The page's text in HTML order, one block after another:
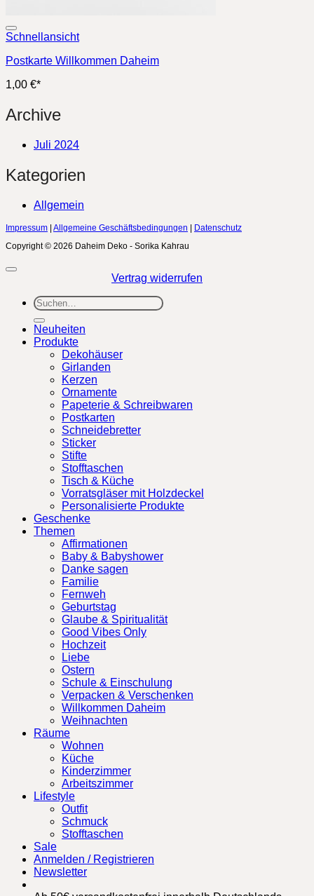
Schnellansicht
Postkarte Willkommen Daheim
1,00 €*
Archive
Juli 2024
Kategorien
Allgemein
Impressum | Allgemeine Geschäftsbedingungen | Datenschutz
Copyright © 2026 Daheim Deko - Sorika Kahrau
Vertrag widerrufen
Suchen
nach:
Neuheiten
Produkte
Dekohäuser
Girlanden
Kerzen
Ornamente
Papeterie & Schreibwaren
Postkarten
Schneidebretter
Sticker
Stifte
Stofftaschen
Tisch & Küche
Vorratsgläser mit Holzdeckel
Personalisierte Produkte
Geschenke
Themen
Affirmationen
Baby & Babyshower
Danke sagen
Familie
Fernweh
Geburtstag
Glaube & Spiritualität
Good Vibes Only
Hochzeit
Liebe
Ostern
Schule & Einschulung
Verpacken & Verschenken
Willkommen Daheim
Weihnachten
Räume
Wohnen
Küche
Kinderzimmer
Arbeitszimmer
Lifestyle
Outfit
Schmuck
Stofftaschen
Sale
Anmelden / Registrieren
Newsletter